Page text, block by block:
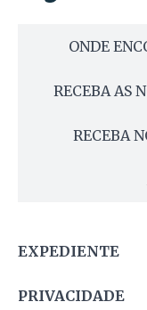
ONDE
RECEBA AS
RECEBA
EXPEDIENTE
PRIVACIDADE